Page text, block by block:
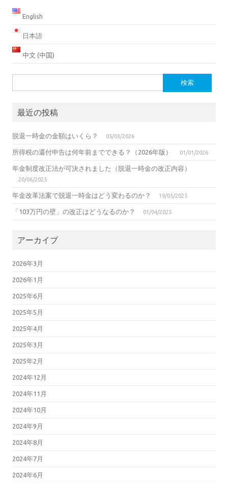
English
日本語
中文 (中国)
索:
最近の投稿
脱退一時金の金額はいくら？ 05/03/2026
所得税の還付申告は何年前までできる？（2026年版） 01/01/2026
年金制度改正法が可決されました（脱退一時金の改正内容）
20/06/2025
年金改革法案で脱退一時金はどう変わるのか？ 19/05/2025
「103万円の壁」の改正はどうなるのか？ 01/04/2025
アーカイブ
2026年3月
2026年1月
2025年6月
2025年5月
2025年4月
2025年3月
2025年2月
2024年12月
2024年11月
2024年10月
2024年9月
2024年8月
2024年7月
2024年6月